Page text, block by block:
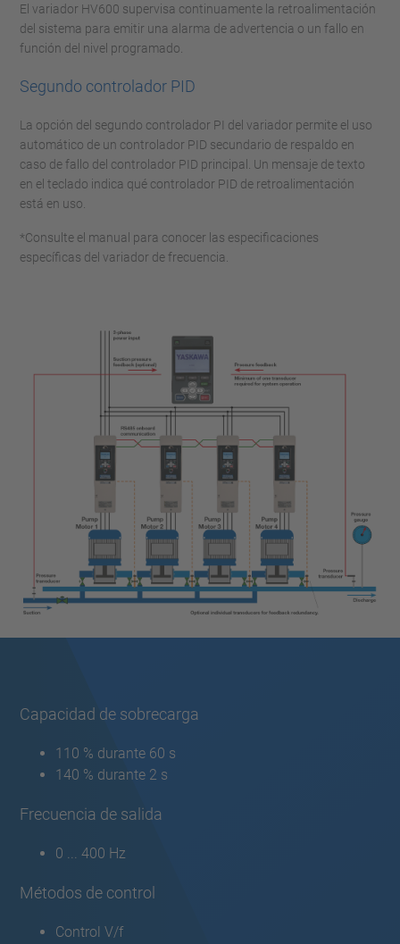
El variador HV600 supervisa continuamente la retroalimentación
del sistema para emitir una alarma de advertencia o un fallo en
función del nivel programado.
Segundo controlador PID
La opción del segundo controlador PI del variador permite el uso
automático de un controlador PID secundario de respaldo en
caso de fallo del controlador PID principal. Un mensaje de texto
en el teclado indica qué controlador PID de retroalimentación
está en uso.
*Consulte el manual para conocer las especificaciones
específicas del variador de frecuencia.
Capacidad de sobrecarga
110 % durante 60 s
140 % durante 2 s
Frecuencia de salida
0 ... 400 Hz
Métodos de control
Control V/f